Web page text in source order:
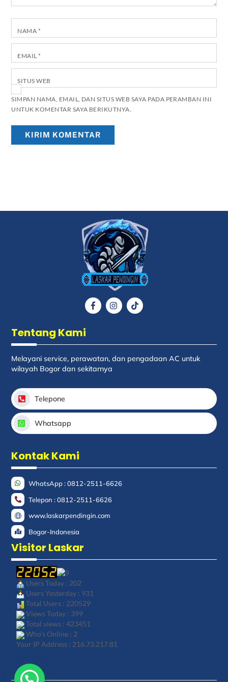
NAMA *
EMAIL *
SITUS WEB
SIMPAN NAMA, EMAIL, DAN SITUS WEB SAYA PADA PERAMBAN INI
UNTUK KOMENTAR SAYA BERIKUTNYA.
Icon
Icon
Icon
Tentang Kami
Melayani service, perawatan, dan pengadaan AC untuk
wilayah Bogor dan sekitarnya
Telepone
Whatsapp
Kontak Kami
WhatsApp : 0812-2511-6626
Telepon : 0812-2511-6626
www.laskarpendingin.com
Bogor-Indonesia
Visitor Laskar
Users Today : 202
Users Yesterday : 931
Total Users : 220529
Views Today : 399
Total views : 423451
Who's Online : 2
Your IP Address : 216.73.217.81